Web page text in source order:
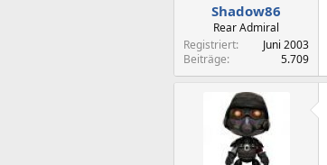
Shadow86
Rear Admiral
Registriert
Juni 2003
Beiträge
5.709